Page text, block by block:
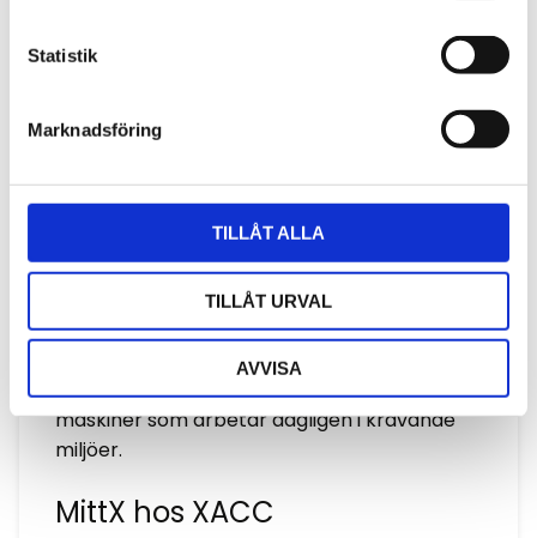
Statistik
Marknadsföring
TILLÅT ALLA
TILLÅT URVAL
AVVISA
livslängd
sina produkter, vilket ger låg vikt och god
korrosionsbeständighet. Bågarna är
dessutom pulverlackerade för att tåla hård
användning och tuffa väderförhållanden.
Fokus på hållbar konstruktion och
kvalitetskomponenter gör att produkterna
håller länge – något som är avgörande för
maskiner som arbetar dagligen i krävande
miljöer.
MittX hos XACC